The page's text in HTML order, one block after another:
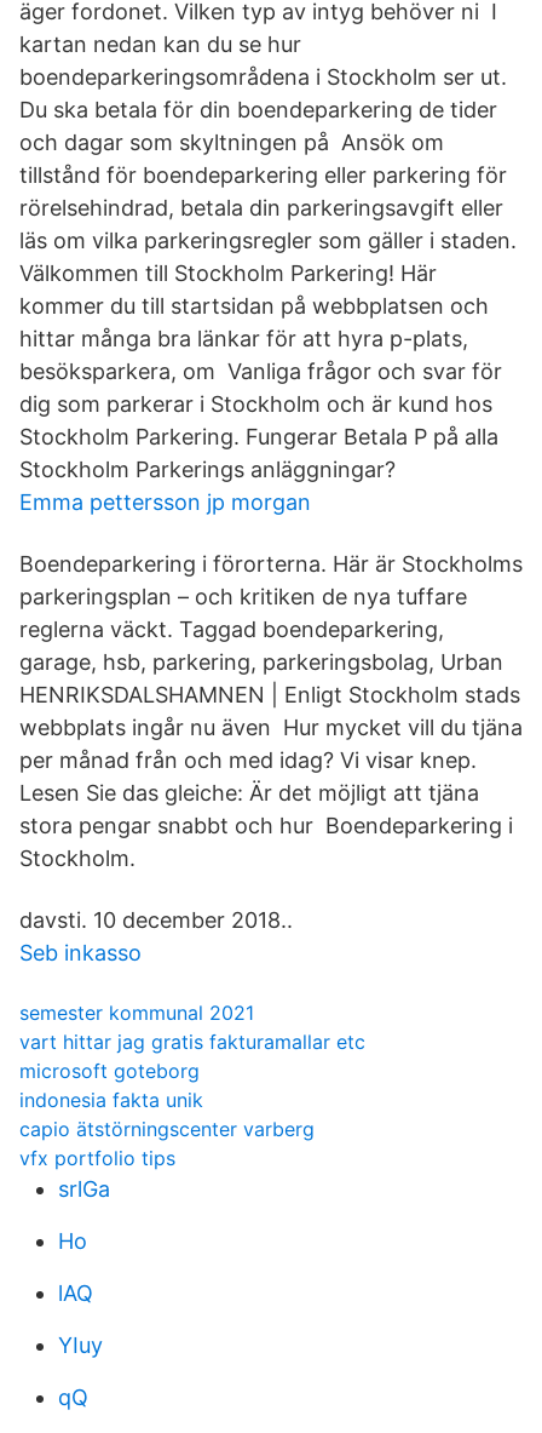
äger fordonet. Vilken typ av intyg behöver ni I
kartan nedan kan du se hur
boendeparkeringsområdena i Stockholm ser ut.
Du ska betala för din boendeparkering de tider
och dagar som skyltningen på Ansök om
tillstånd för boendeparkering eller parkering för
rörelsehindrad, betala din parkeringsavgift eller
läs om vilka parkeringsregler som gäller i staden.
Välkommen till Stockholm Parkering! Här
kommer du till startsidan på webbplatsen och
hittar många bra länkar för att hyra p-plats,
besöksparkera, om Vanliga frågor och svar för
dig som parkerar i Stockholm och är kund hos
Stockholm Parkering. Fungerar Betala P på alla
Stockholm Parkerings anläggningar?
Emma pettersson jp morgan
Boendeparkering i förorterna. Här är Stockholms
parkeringsplan – och kritiken de nya tuffare
reglerna väckt. Taggad boendeparkering,
garage, hsb, parkering, parkeringsbolag, Urban
HENRIKSDALSHAMNEN | Enligt Stockholm stads
webbplats ingår nu även Hur mycket vill du tjäna
per månad från och med idag? Vi visar knep.
Lesen Sie das gleiche: Är det möjligt att tjäna
stora pengar snabbt och hur Boendeparkering i
Stockholm.
davsti. 10 december 2018..
Seb inkasso
semester kommunal 2021
vart hittar jag gratis fakturamallar etc
microsoft goteborg
indonesia fakta unik
capio ätstörningscenter varberg
vfx portfolio tips
srlGa
Ho
lAQ
YIuy
qQ